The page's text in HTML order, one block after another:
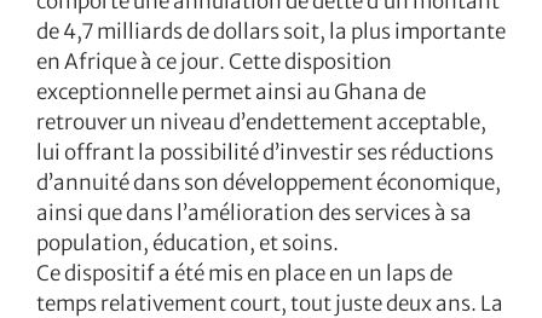
de 4,7 milliards de dollars soit, la plus importante
en Afrique à ce jour. Cette disposition
exceptionnelle permet ainsi au Ghana de
retrouver un niveau d’endettement acceptable,
lui offrant la possibilité d’investir ses réductions
d’annuité dans son développement économique,
ainsi que dans l’amélioration des services à sa
population, éducation, et soins.
Ce dispositif a été mis en place en un laps de
temps relativement court, tout juste deux ans. La